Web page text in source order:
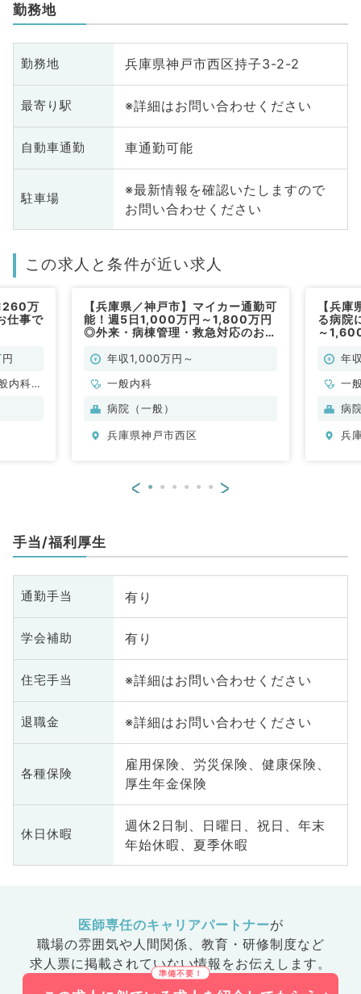
勤務地
勤務地 兵庫県神戸市西区持子3-2-2
最寄り駅 ※詳細はお問い合わせください
自動車通勤 車通勤可能
駐車場
※最新情報を確認いたしますので
お問い合わせください
この求人と条件が近い求人
万
仕事で
内科、
【兵庫県／神戸市】マイカー通勤可
能！週5日1,000万円～1,800万円
◎外来・病棟管理・救急対応のお仕
年収1,000万円～
一般内科
病院（一般）
兵庫県神戸市西区
【兵
る病院
～
療等年
一
病
兵
< >
手当/福利厚生
通勤手当 有り
学会補助 有り
住宅手当 ※詳細はお問い合わせください
退職金 ※詳細はお問い合わせください
各種保険
雇用保険、労災保険、健康保険、
厚生年金保険
休日休暇
週休2日制、日曜日、祝日、年末
年始休暇、夏季休暇
医師専任のキャリアパートナーが
職場の雰囲気や人間関係、 教育・研修制度など
求人票に掲載されていない情報をお伝えします。